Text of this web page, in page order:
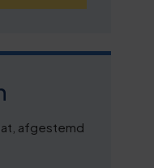
afgestemd